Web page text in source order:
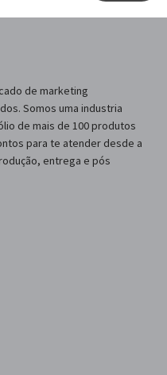
de marketing
Somos uma industria
de mais de 100 produtos
para te atender desde a
entrega e pós